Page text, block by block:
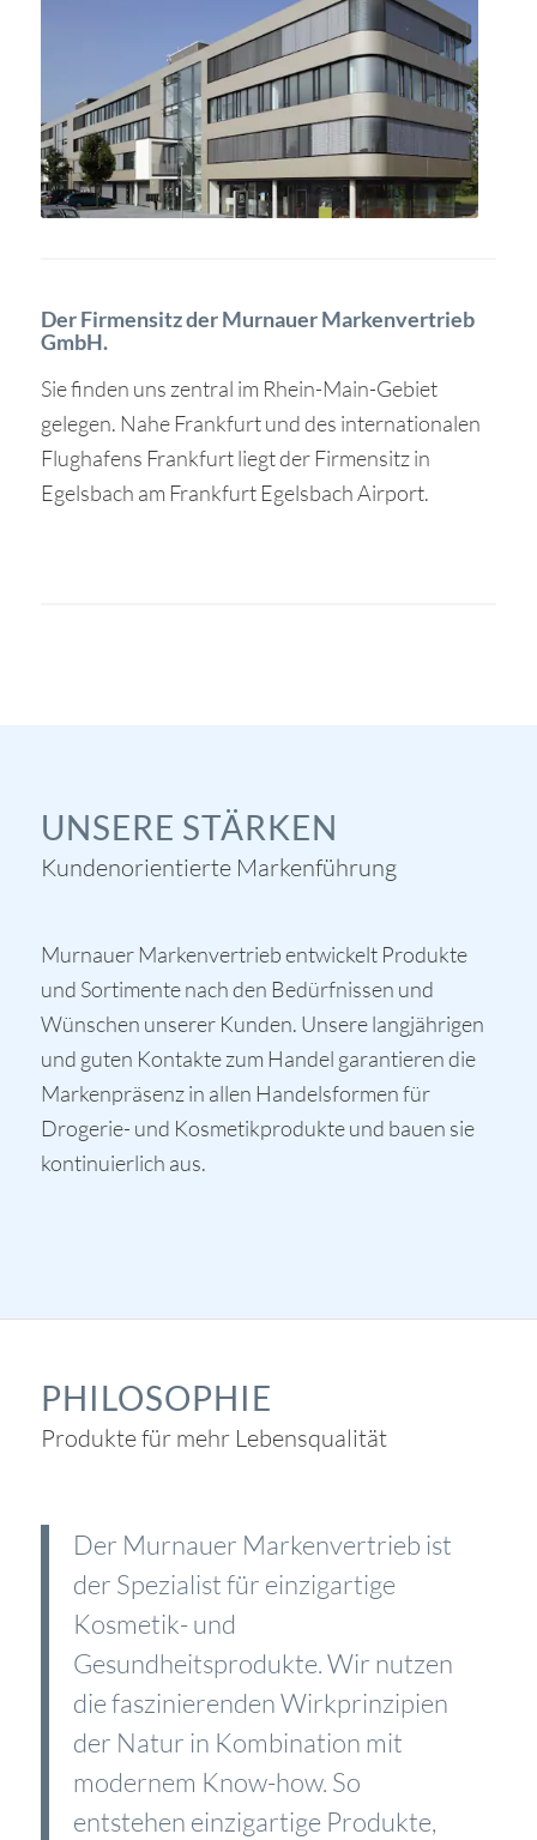
Der Firmensitz der Murnauer Markenvertrieb
GmbH.
Sie finden uns zentral im Rhein-Main-Gebiet
gelegen. Nahe Frankfurt und des internationalen
Flughafens Frankfurt liegt der Firmensitz in
Egelsbach am Frankfurt Egelsbach Airport.
UNSERE STÄRKEN
Kundenorientierte Markenführung
Murnauer Markenvertrieb entwickelt Produkte
und Sortimente nach den Bedürfnissen und
Wünschen unserer Kunden. Unsere langjährigen
und guten Kontakte zum Handel garantieren die
Markenpräsenz in allen Handelsformen für
Drogerie- und Kosmetikprodukte und bauen sie
kontinuierlich aus.
PHILOSOPHIE
Produkte für mehr Lebensqualität
Der Murnauer Markenvertrieb ist
der Spezialist für einzigartige
Kosmetik- und
Gesundheitsprodukte. Wir nutzen
die faszinierenden Wirkprinzipien
der Natur in Kombination mit
modernem Know-how. So
entstehen einzigartige Produkte,